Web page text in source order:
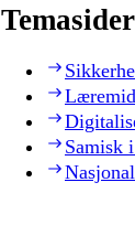
Temasider
Samisk